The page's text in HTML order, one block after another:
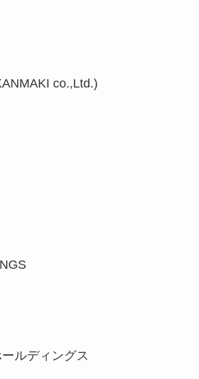
co.,Ltd.)
ルディングス